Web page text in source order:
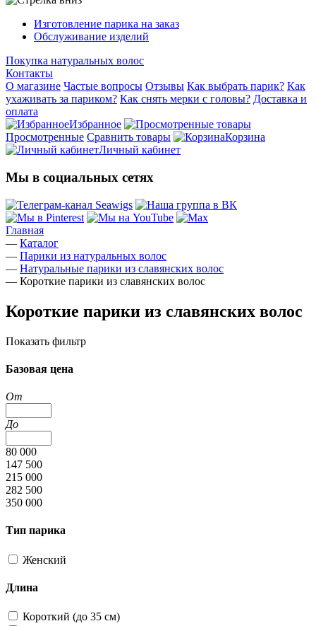
Изготовление парика на заказ
Обслуживание изделий
Покупка натуральных волос
Контакты
О магазине Частые вопросы Отзывы Как выбрать парик? Как
ухаживать за париком? Как снять мерки с головы? Доставка и
оплата
Избранное
Просмотренные Сравнить товары
Корзина
Личный кабинет
Мы в социальных сетях
Главная
— Каталог
— Парики из натуральных волос
— Натуральные парики из славянских волос
— Короткие парики из славянских волос
Короткие парики из славянских волос
Показать фильтр
Базовая цена
От
До
80 000
147 500
215 000
282 500
350 000
Тип парика
Женский
Длина
Короткий (до 35 см)